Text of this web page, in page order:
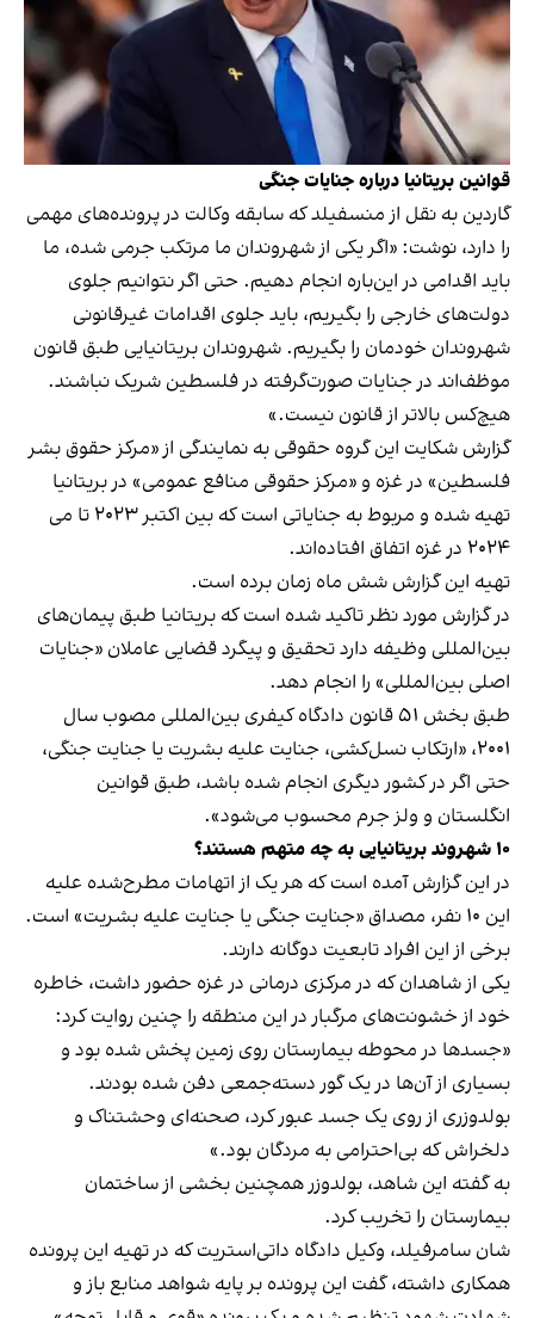
قوانین بریتانیا درباره جنایات جنگی
گاردین به نقل از منسفیلد که سابقه وکالت در پرونده‌های مهمی
را دارد، نوشت: «اگر یکی از شهروندان ما مرتکب جرمی شده، ما
باید اقدامی در این‌باره انجام دهیم. حتی اگر نتوانیم جلوی
دولت‌های خارجی را بگیریم، باید جلوی اقدامات غیرقانونی
شهروندان خودمان را بگیریم. شهروندان بریتانیایی طبق قانون
موظف‌اند در جنایات صورت‌گرفته در فلسطین شریک نباشند.
هیچ‌کس بالاتر از قانون نیست.»
گزارش شکایت این گروه حقوقی به نمایندگی از «مرکز حقوق بشر
فلسطین» در غزه و «مرکز حقوقی منافع عمومی» در بریتانیا
تهیه شده و مربوط به جنایاتی است که بین اکتبر ۲۰۲۳ تا می
۲۰۲۴ در غزه اتفاق افتاده‌اند.
تهیه این گزارش شش ماه زمان برده است.
در گزارش مورد نظر تاکید شده است که بریتانیا طبق پیمان‌های
بین‌المللی وظیفه دارد تحقیق و پیگرد قضایی عاملان «جنایات
اصلی بین‌المللی» را انجام دهد.
طبق بخش ۵۱ قانون دادگاه کیفری بین‌المللی مصوب سال
۲۰۰۱، «ارتکاب نسل‌کشی، جنایت علیه بشریت یا جنایت جنگی،
حتی اگر در کشور دیگری انجام شده باشد، طبق قوانین
انگلستان و ولز جرم محسوب می‌شود».
۱۰ شهروند بریتانیایی به چه متهم هستند؟
در این گزارش آمده است که هر یک از اتهامات مطرح‌شده علیه
این ۱۰ نفر، مصداق «جنایت جنگی یا جنایت علیه بشریت» است.
برخی از این افراد تابعیت دوگانه دارند.
یکی از شاهدان که در مرکزی درمانی در غزه حضور داشت، خاطره
خود از خشونت‌های مرگبار در این منطقه را چنین روایت کرد:
«جسدها در محوطه بیمارستان روی زمین پخش شده بود و
بسیاری از آن‌ها در یک گور دسته‌جمعی دفن شده بودند.
بولدوزری از روی یک جسد عبور کرد، صحنه‌ای وحشتناک و
دلخراش که بی‌احترامی به مردگان بود.»
به گفته این شاهد، بولدوزر همچنین بخشی از ساختمان
بیمارستان را تخریب کرد.
شان سامرفیلد، وکیل دادگاه داتی‌استریت که در تهیه این پرونده
همکاری داشته، گفت این پرونده بر پایه شواهد منابع باز و